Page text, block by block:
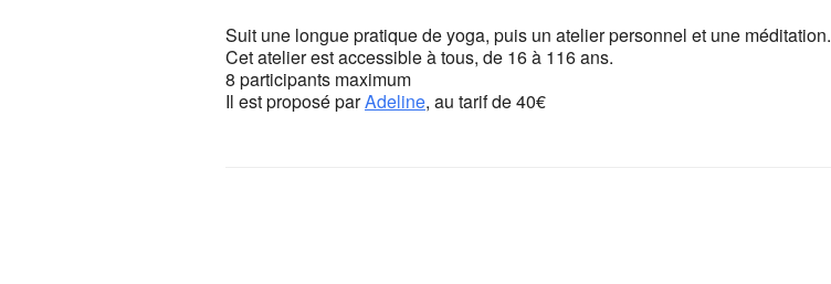
Suit une longue pratique de yoga, puis un atelier personnel et une méditation.
Cet atelier est accessible à tous, de 16 à 116 ans.
8 participants maximum
Il est proposé parAdeline, au tarif de 40€